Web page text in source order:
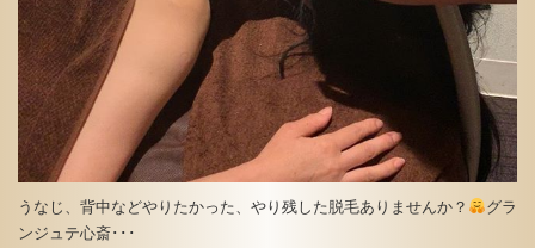
うなじ、背中などやりたかった、やり残した脱毛ありませんか？
グラ
ンジュテ心斎･･･